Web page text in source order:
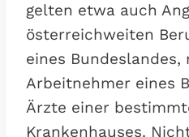
gelten etwa auch
österreichweiten
eines
Arbeitnehmer eines
Ärzte einer
Krankenhauses.